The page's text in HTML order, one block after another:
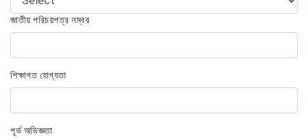
জাতীয় পরিচয়পত্র নম্বর
শিক্ষাগত যোগ্যতা
পূর্ভ অভিজ্ঞতা